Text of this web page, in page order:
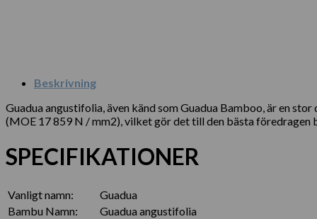
Beskrivning
Guadua angustifolia, även känd som Guadua Bamboo, är en
(MOE 17 859 N / mm2), vilket gör det till den bästa
SPECIFIKATIONER
Vanligt namn:
Guadua
Bambu Namn:
Guadua angustifolia